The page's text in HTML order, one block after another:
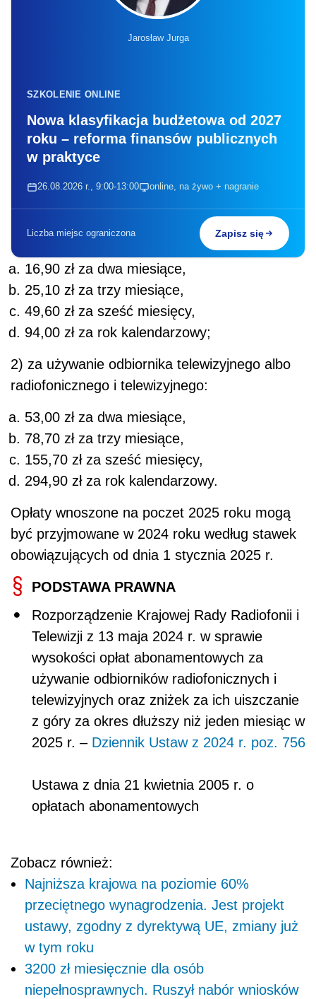
Jarosław Jurga
SZKOLENIE ONLINE
Nowa klasyfikacja budżetowa od 2027
roku – reforma finansów publicznych
w praktyce
26.08.2026 r., 9:00-13:00 online, na żywo + nagranie
Liczba miejsc ograniczona Zapisz się
16,90 zł za dwa miesiące,
25,10 zł za trzy miesiące,
49,60 zł za sześć miesięcy,
94,00 zł za rok kalendarzowy;
2) za używanie odbiornika telewizyjnego albo
radiofonicznego i telewizyjnego:
53,00 zł za dwa miesiące,
78,70 zł za trzy miesiące,
155,70 zł za sześć miesięcy,
294,90 zł za rok kalendarzowy.
Opłaty wnoszone na poczet 2025 roku mogą
być przyjmowane w 2024 roku według stawek
obowiązujących od dnia 1 stycznia 2025 r.
PODSTAWA PRAWNA
Rozporządzenie Krajowej Rady Radiofonii i
Telewizji z 13 maja 2024 r. w sprawie
wysokości opłat abonamentowych za
używanie odbiorników radiofonicznych i
telewizyjnych oraz zniżek za ich uiszczanie
z góry za okres dłuższy niż jeden miesiąc w
2025 r. – Dziennik Ustaw z 2024 r. poz. 756
Ustawa z dnia 21 kwietnia 2005 r. o
opłatach abonamentowych
Zobacz również:
Najniższa krajowa na poziomie 60%
przeciętnego wynagrodzenia. Jest projekt
ustawy, zgodny z dyrektywą UE, zmiany już
w tym roku
3200 zł miesięcznie dla osób
niepełnosprawnych. Ruszył nabór wniosków